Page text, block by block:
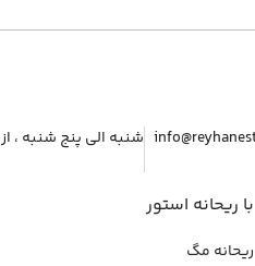
شنبه الی پنج شنبه ، از ۹ صبح الی ۱۷ عصر پاسخگوی شما هستیم.
با ریحانه استور
ریحانه مگ